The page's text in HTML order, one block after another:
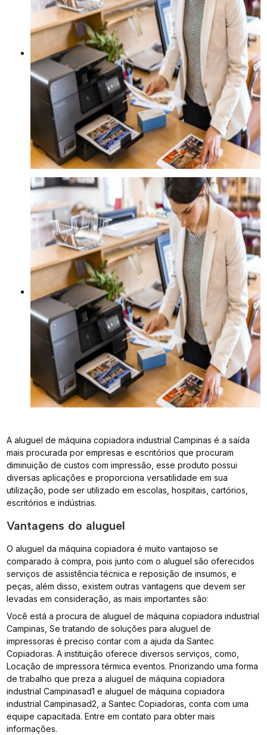
A aluguel de máquina copiadora industrial Campinas é a saída
mais procurada por empresas e escritórios que procuram
diminuição de custos com impressão, esse produto possui
diversas aplicações e proporciona versatilidade em sua
utilização, pode ser utilizado em escolas, hospitais, cartórios,
escritórios e indústrias.
Vantagens do aluguel
O aluguel da máquina copiadora é muito vantajoso se
comparado à compra, pois junto com o aluguel são oferecidos
serviços de assistência técnica e reposição de insumos, e
peças, além disso, existem outras vantagens que devem ser
levadas em consideração, as mais importantes são:
Você está a procura de aluguel de máquina copiadora industrial
Campinas, Se tratando de soluções para aluguel de
impressoras é preciso contar com a ajuda da Santec
Copiadoras. A instituição oferece diversos serviços, como,
Locação de impressora térmica eventos. Priorizando uma forma
de trabalho que preza a aluguel de máquina copiadora
industrial Campinasad1 e aluguel de máquina copiadora
industrial Campinasad2, a Santec Copiadoras, conta com uma
equipe capacitada. Entre em contato para obter mais
informações.